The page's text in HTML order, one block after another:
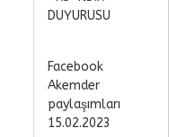
DUYURUSU
Facebook
Akemder
paylaşımları
15.02.2023